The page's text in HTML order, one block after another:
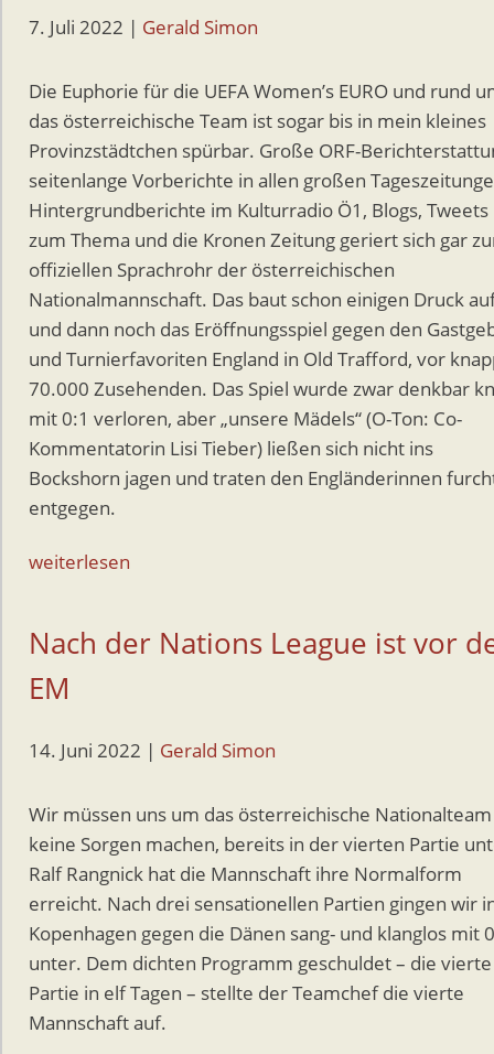
7. Juli 2022 | Gerald Simon
Die Euphorie für die UEFA Women’s EURO und rund
das österreichische Team ist sogar bis in mein kleines
Provinzstädtchen spürbar. Große ORF-
seitenlange Vorberichte in allen großen
Hintergrundberichte im Kulturradio Ö1, Blogs, Tweets
zum Thema und die Kronen Zeitung geriert sich gar
offiziellen Sprachrohr der österreichischen
Nationalmannschaft. Das baut schon einigen Druck
und dann noch das Eröffnungsspiel gegen den
und Turnierfavoriten England in Old Trafford, vor
70.000 Zusehenden. Das Spiel wurde zwar denkbar
mit 0:1 verloren, aber „unsere Mädels“ (O-Ton: Co-
Kommentatorin Lisi Tieber) ließen sich nicht ins
Bockshorn jagen und traten den Engländerinnen
entgegen.
weiterlesen
Nach der Nations League ist vor
EM
14. Juni 2022 | Gerald Simon
Wir müssen uns um das österreichische Nationalteam
keine Sorgen machen, bereits in der vierten Partie
Ralf Rangnick hat die Mannschaft ihre Normalform
erreicht. Nach drei sensationellen Partien gingen wir
Kopenhagen gegen die Dänen sang- und klanglos mit
unter. Dem dichten Programm geschuldet – die vierte
Partie in elf Tagen – stellte der Teamchef die vierte
Mannschaft auf.